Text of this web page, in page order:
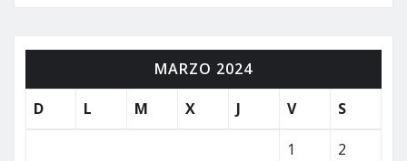
MARZO 2024
D
L M X J V S
1
2